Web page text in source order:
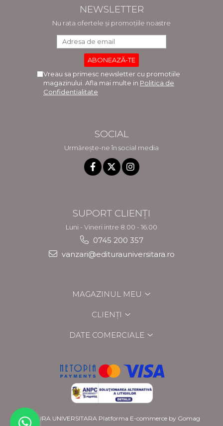
NEWSLETTER
Nu rata ofertele și promoțiile noastre
Vreau sa primesc newsletter cu promotiile
magazinului. Afla mai multe in Politica de
Confidentialitate
SOCIAL
Urmărește-ne în social media
SUPORT CLIENȚI
Luni - Vineri intre 8.00 - 16.00
0745 200 357
vanzari@editurauniversitara.ro
MAGAZINUL MEU
CLIENȚI
DATE COMERCIALE
EDITURA UNIVERSITARA Platforma E-commerce by Gomag